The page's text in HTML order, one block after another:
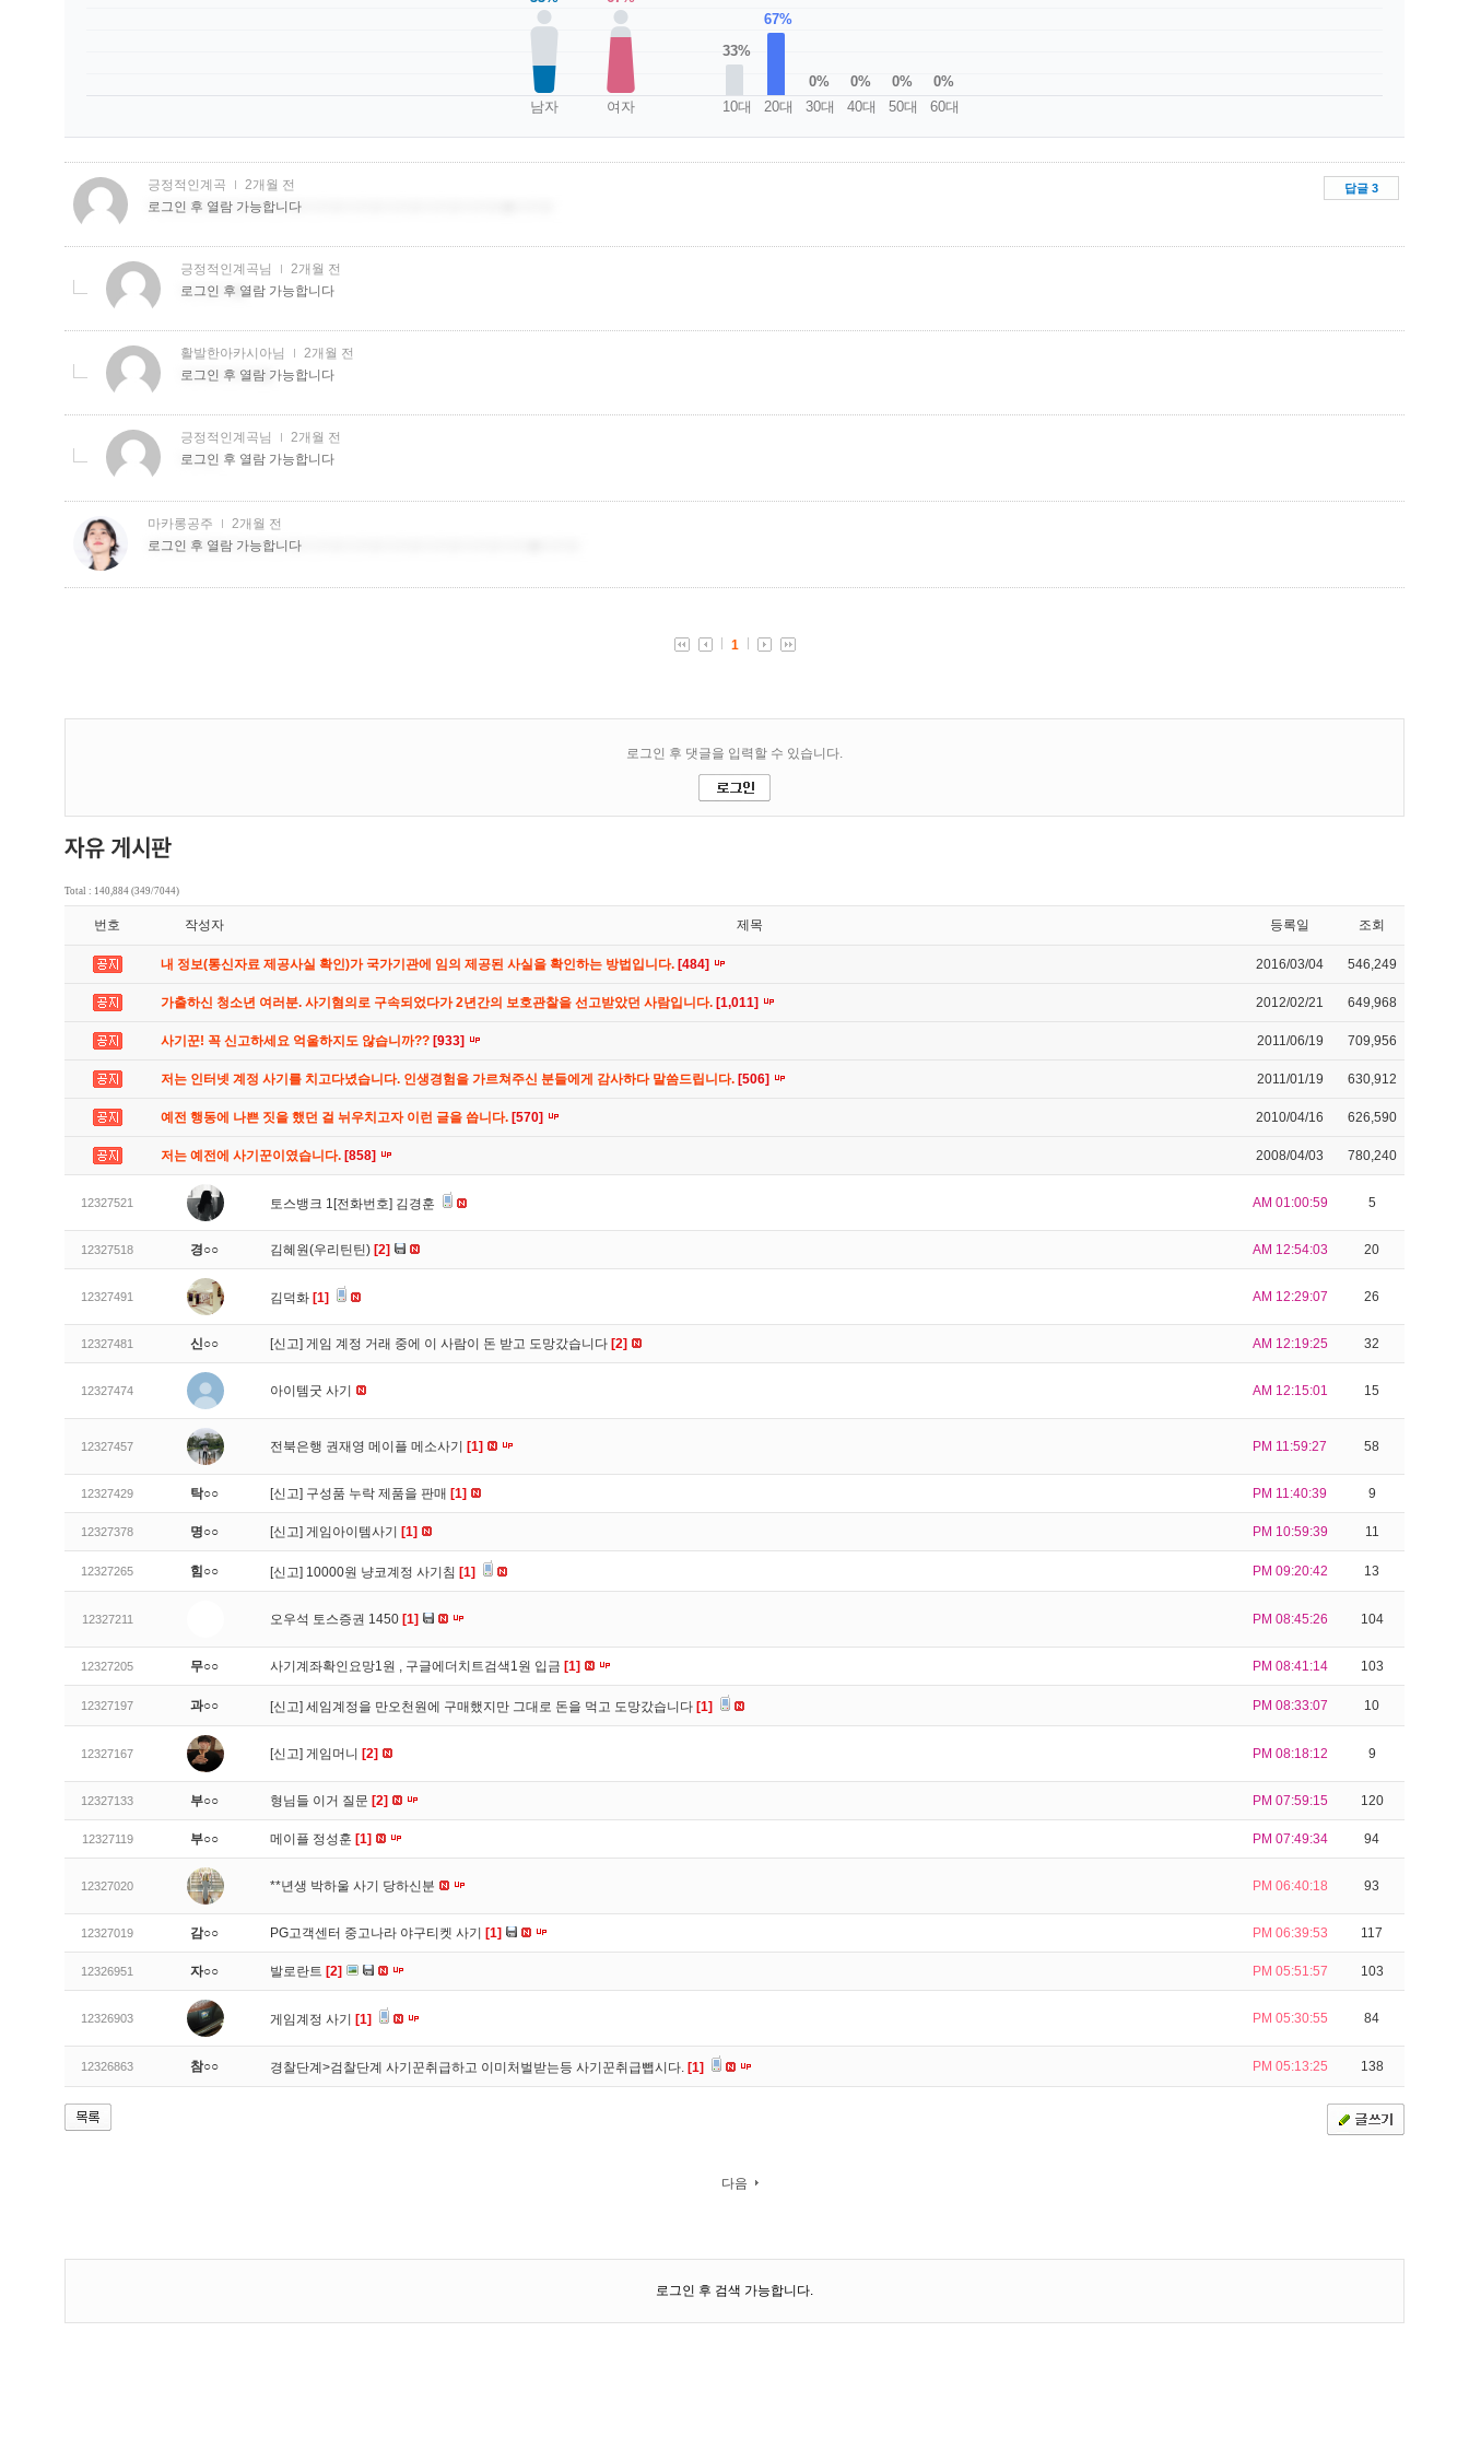
남자 여자
33%
10대
67%
20대
0%
30대
0%
40대
0%
50대
0%
60대
Total : 140,884 (349/7044)
번호 작성자 제목 등록일 조회
내 정보(통신자료 제공사실 확인)가 국가기관에 임의 제공된 사실을 확인하는 방법입니다. [484] 2016/03/04 546,249
가출하신 청소년 여러분. 사기혐의로 구속되었다가 2년간의 보호관찰을 선고받았던 사람입니다. [1,011] 2012/02/21 649,968
사기꾼! 꼭 신고하세요 억울하지도 않습니까?? [933] 2011/06/19 709,956
저는 인터넷 계정 사기를 치고다녔습니다. 인생경험을 가르쳐주신 분들에게 감사하다 말씀드립니다. [506] 2011/01/19 630,912
예전 행동에 나쁜 짓을 했던 걸 뉘우치고자 이런 글을 씁니다. [570] 2010/04/16 626,590
저는 예전에 사기꾼이였습니다. [858] 2008/04/03 780,240
12327521 토스뱅크 1[전화번호] 김경훈 AM 01:00:59 5
12327518 경○○ 김혜원(우리틴틴) [2] AM 12:54:03 20
12327491 김덕화 [1] AM 12:29:07 26
12327481 신○○ [신고] 게임 계정 거래 중에 이 사람이 돈 받고 도망갔습니다 [2] AM 12:19:25 32
12327474 아이템굿 사기 AM 12:15:01 15
12327457 전북은행 권재영 메이플 메소사기 [1] PM 11:59:27 58
12327429 탁○○ [신고] 구성품 누락 제품을 판매 [1] PM 11:40:39 9
12327378 명○○ [신고] 게임아이템사기 [1] PM 10:59:39 11
12327265 힘○○ [신고] 10000원 냥코계정 사기침 [1] PM 09:20:42 13
12327211 오우석 토스증권 1450 [1] PM 08:45:26 104
12327205 무○○ 사기계좌확인요망1원 , 구글에더치트검색1원 입금 [1] PM 08:41:14 103
12327197 과○○ [신고] 세임계정을 만오천원에 구매했지만 그대로 돈을 먹고 도망갔습니다 [1] PM 08:33:07 10
12327167 [신고] 게임머니 [2] PM 08:18:12 9
12327133 부○○ 형님들 이거 질문 [2] PM 07:59:15 120
12327119 부○○ 메이플 정성훈 [1] PM 07:49:34 94
12327020 **년생 박하울 사기 당하신분 PM 06:40:18 93
12327019 감○○ PG고객센터 중고나라 야구티켓 사기 [1] PM 06:39:53 117
12326951 자○○ 발로란트 [2] PM 05:51:57 103
12326903 게임계정 사기 [1] PM 05:30:55 84
12326863 참○○ 경찰단계>검찰단계 사기꾼취급하고 이미처벌받는등 사기꾼취급뺍시다. [1] PM 05:13:25 138
다음
로그인 후 검색 가능합니다.